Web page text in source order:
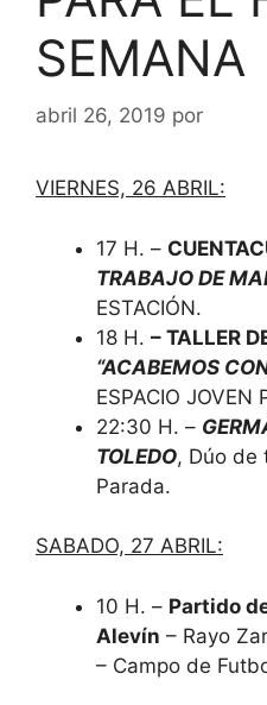
SEMANA
abril 26, 2019 por
VIERNES, 26 ABRIL:
17 H. –
TRABAJO DE
ESTACIÓN.
18 H. – TALLER
“ACABEMOS
ESPACIO JOVEN
22:30 H. –
TOLEDO, Dúo de
Parada.
SABADO, 27 ABRIL:
10 H. – Partido
Alevín – Rayo
– Campo de